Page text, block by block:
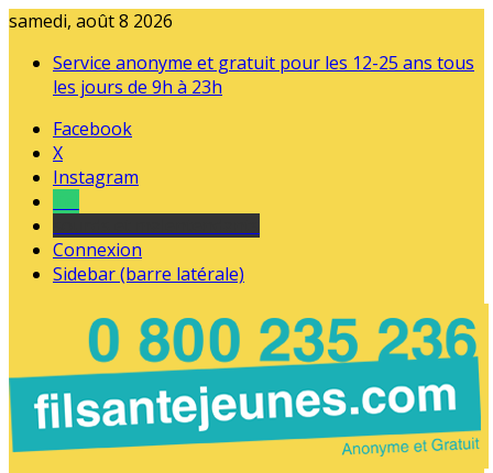
samedi, août 8 2026
Service anonyme et gratuit pour les 12-25 ans tous
les jours de 9h à 23h
Facebook
X
Instagram
Connexion
Sidebar (barre latérale)